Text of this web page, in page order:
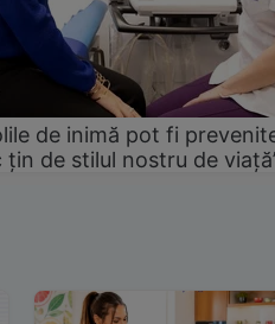
de inimă pot fi
de stilul nostru de